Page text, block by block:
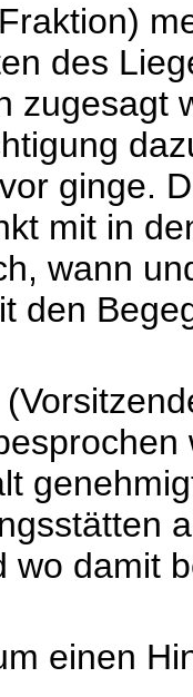
des
zugesagt
ginge.
mit in
wann
den
wo damit
einen